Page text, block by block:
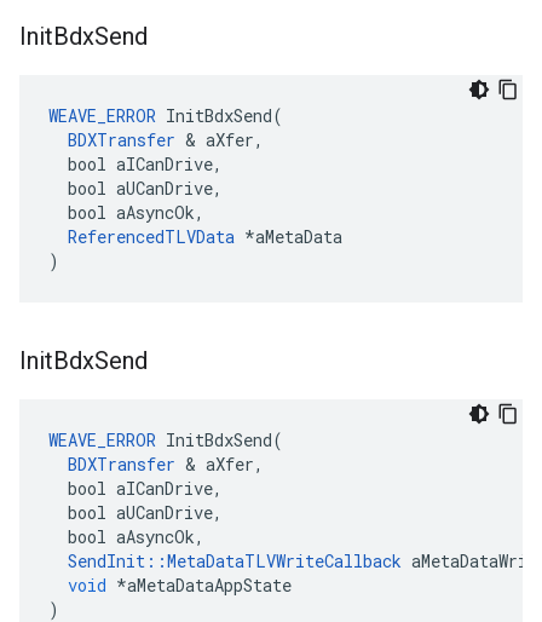
InitBdxSend
WEAVE_ERROR InitBdxSend(
BDXTransfer & aXfer,
bool aICanDrive,
bool aUCanDrive,
bool aAsyncOk,
ReferencedTLVData *aMetaData
)
InitBdxSend
WEAVE_ERROR InitBdxSend(
BDXTransfer & aXfer,
bool aICanDrive,
bool aUCanDrive,
bool aAsyncOk,
SendInit ::MetaDataTLVWriteCallback
void *aMetaDataAppState
)